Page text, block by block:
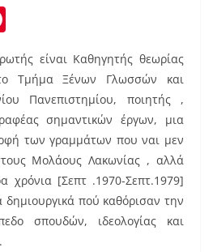
nt
er
e
st
είναι Καθηγητής θεωρίας
Τμήμα Ξένων Γλωσσών και
Πανεπιστημίου, ποιητής ,
σημαντικών έργων, μια
των γραμμάτων που ναι μεν
Μολάους Λακωνίας , αλλά
χρόνια [Σεπτ .1970-Σεπτ.1979]
πού καθόρισαν την
σπουδών, ιδεολογίας και